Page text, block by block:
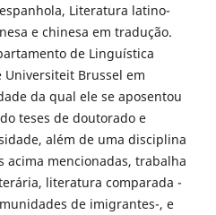
Literatura latino-
e chinesa em tradução.
de Linguística
Brussel em
da qual ele se aposentou
teses de doutorado e
além de uma disciplina
acima mencionadas, trabalha
literatura comparada -
de imigrantes-, e